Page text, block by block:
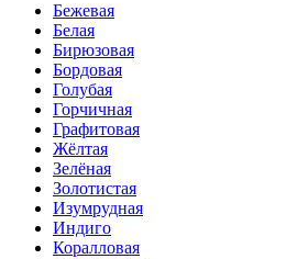
Бежевая
Белая
Бирюзовая
Бордовая
Голубая
Горчичная
Графитовая
Жёлтая
Зелёная
Золотистая
Изумрудная
Индиго
Коралловая